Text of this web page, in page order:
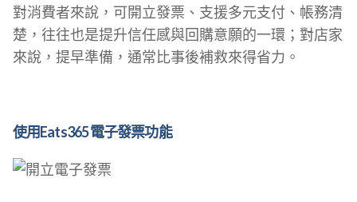
對消費者來說，可開立發票、支援多元支付、帳務清
楚，往往也是提升信任感與回購意願的一環；對店家
來說，提早準備，通常比事後補救來得省力。
使用Eats365 電子發票功能